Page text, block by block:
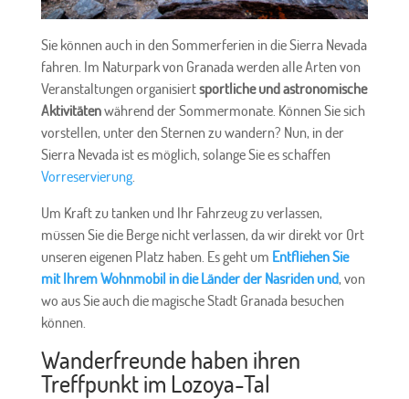
Sie können auch in den Sommerferien in die Sierra Nevada
fahren. Im Naturpark von Granada werden alle Arten von
Veranstaltungen organisiertsportliche und astronomische
Aktivitätenwährend der Sommermonate. Können Sie sich
vorstellen, unter den Sternen zu wandern? Nun, in der
Sierra Nevada ist es möglich, solange Sie es schaffen
Vorreservierung.
Um Kraft zu tanken und Ihr Fahrzeug zu verlassen,
müssen Sie die Berge nicht verlassen, da wir direkt vor Ort
unseren eigenen Platz haben. Es geht um Entfliehen Sie
mit Ihrem Wohnmobil in die Länder der Nasriden und, von
wo aus Sie auch die magische Stadt Granada besuchen
können.
Wanderfreunde haben ihren
Treffpunkt im Lozoya-Tal